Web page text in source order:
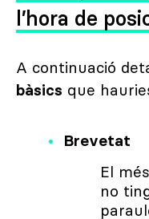
l’hora de
A continuació
bàsics que
Brevetat
El
no